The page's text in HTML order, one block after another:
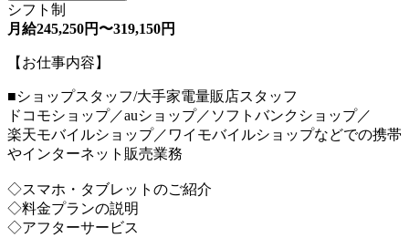
シフト制
月給245,250円〜319,150円
【お仕事内容】
■ショップスタッフ/大手家電量販店スタッフ
ドコモショップ／auショップ／ソフトバンクショップ／
楽天モバイルショップ／ワイモバイルショップなどでの携帯
やインターネット販売業務
◇スマホ・タブレットのご紹介
◇料金プランの説明
◇アフターサービス